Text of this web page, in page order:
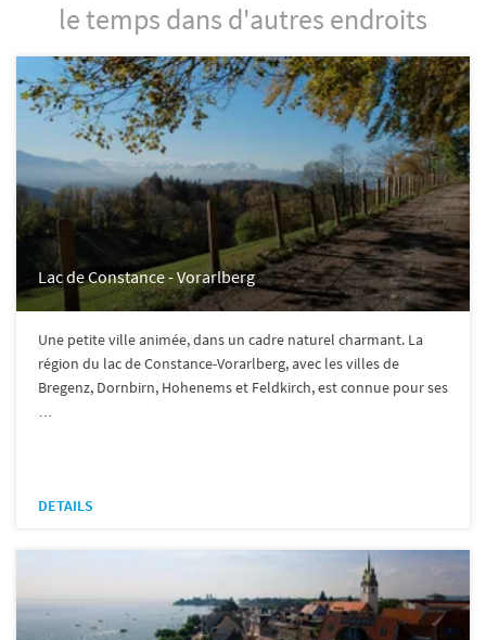
le temps dans d'autres endroits
Lac de Constance - Vorarlberg
Une petite ville animée, dans un cadre naturel charmant. La
région du lac de Constance-Vorarlberg, avec les villes de
Bregenz, Dornbirn, Hohenems et Feldkirch, est connue pour ses
…
DETAILS